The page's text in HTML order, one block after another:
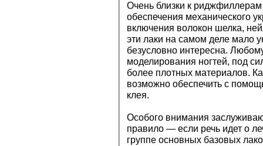
Очень близки к
обеспечения механического
включения волокон шелка,
эти лаки на самом деле мало
безусловно интересна.
моделирования ногтей, под
более плотных материалов.
возможно обеспечить с
клея.
Особого внимания
правило — если речь идет о
группе основных базовых